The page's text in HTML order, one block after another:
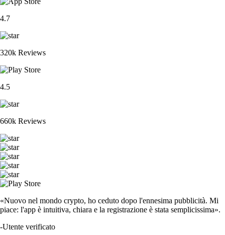
4.7
320k Reviews
4.5
660k Reviews
«Nuovo nel mondo crypto, ho ceduto dopo l'ennesima pubblicità. Mi
piace: l'app è intuitiva, chiara e la registrazione è stata semplicissima».
-Utente verificato